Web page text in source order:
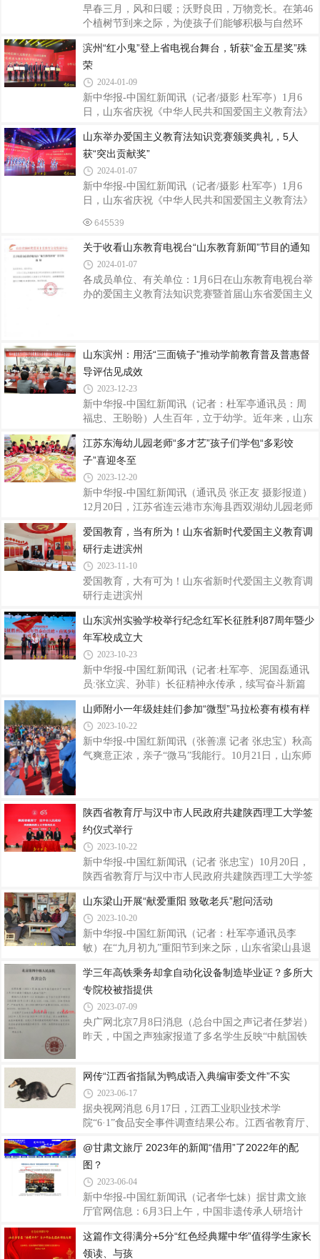
们更加热爱传统文化。这次活动，旨在通过精彩讲
解，引领学生们走进《三字经》的世界，感受传统文
阳“神童脚短，天子门高”“蜘蛛满腹经纶”这些典故，
将抽象的概念生动有趣的进行了讲解，使同学们
早春三月，风和日暖；沃野良田，万物竞长。在第46
个植树节到来之际，为使孩子们能够积极与自然环
感，山东师范大学附属小学2023级10班雏鹰小队队员
们来到济南童梦奇缘主题乐园，开展“遇见美好
‘植’此青绿”植树节主题实践活动，以实际行动倡导爱
绿、植绿、护绿新风尚,争做生态文明建设的实践者、
推动者。活动现场，队员们分工协作，挥锹铲土、填
热情饱满，干劲十足。一棵棵小树挺直了身姿，植树
人的脸上也露出了笑容。同学们相互帮助、
滨州“红小鬼”登上省电视台舞台，斩获“金五星奖”殊
荣
2024-01-09
新中华报-中国红新闻讯（记者/摄影 杜军亭）1月6
日，山东省庆祝《中华人民共和国爱国主义教育法》
山东省教育电视台新演播大厅举行，山东滨州实验学
校南校区做为省活学活用、依法普及《爱国主义教育
法》参与单位，竞赛活动启动两个月来，全校师生在
线上线下积极答题，正确率达到88.9%，以优异的成
绩在众多参赛单位中脱颖而出，荣获“2023年度山东
实验学校南校区赵学军校长获得“山东省爱国主义教
育突出贡献奖”，这也是首届《中华人民共和国
山东举办爱国主义教育法知识竞赛颁奖典礼，5人
获“突出贡献奖”
2024-01-07
新中华报-中国红新闻讯（记者/摄影 杜军亭）1月6
日，山东省庆祝《中华人民共和国爱国主义教育法》
山东教育电视台新演播厅举行。活动由山东省新时代
爱国主义教育中心主办，第十一届全国政协常委、山
东省政协原副主席李德强，中共九大代表、人民大会
堂原党委委员公茂香等领导嘉宾，以及来自全国20余
省市自治区的“小、初、高”学校、传统文化教育机构
代表等460余人出席活动。毛主席的警卫员王继红、
645539
关于收看山东教育电视台“山东教育新闻”节目的通知
2024-01-07
各成员单位、有关单位：1月6日在山东教育电视台举
办的爱国主义教育法知识竞赛暨首届山东省爱国主义
山东滨州：用活“三面镜子”推动学前教育普及普惠督
导评估见成效
2023-12-23
新中华报-中国红新闻讯（记者：杜军亭通讯员：周
福忠、王盼盼）人生百年，立于幼学。近年来，山东
实“教育优先发展、回应社会关切、办人民满意教
育”的突破口，高位规划谋突破，高标管理求创新，
持续深化教育督导体制机制改革，坚持严督实导、以
导带督、精准发力，推动学前教育普及普惠安全优质
发展，全面构建起“覆盖城乡、布局合理、资源充
用“望远镜”，高位推进严部署。滨州市委市政府坚持
站位全局，从顶层设计、工作机制、布局规划、财政
投入
江苏东海幼儿园老师“多才艺”孩子们学包“多彩饺
子”喜迎冬至
2023-12-20
新中华报-中国红新闻讯（通讯员 张正友 摄影报道）
12月20日，江苏省连云港市东海县西双湖幼儿园老师
的“冬至”。在我国北方有“冬至不端饺子碗，冻掉耳朵
没人管”的习俗。江苏东海西双湖幼儿园开展“多彩饺
子迎冬至”主题民俗活动，小朋友们在老师的指导下
包饺子、学民俗，了解中国传统文化，体验锻炼动手
能力和协作劳动快乐，感受节日氛围。来源：新中华
李岳 编审：张军 总编审：杜宏伟
爱国教育，当有所为！山东省新时代爱国主义教育调
研行走进滨州
2023-11-10
爱国教育，大有可为！山东省新时代爱国主义教育调
研行走进滨州
山东滨州实验学校举行纪念红军长征胜利87周年暨少
年军校成立大
2023-10-23
新中华报-中国红新闻讯（记者:杜军亭、泥国磊通讯
员:张立滨、孙菲）长征精神永传承，续写奋斗新篇
许，滨州实验学校南校区纪念红军长征胜利87周年大
会在庄严的国歌声中拉开序幕。是日，恰逢滨州实验
学校南校区校庆纪念日，“泰山兵峰·南风少年军校”成
立大会在校本部同步举行。周恩来总理贴身卫士、少
代先锋黄学禄中将发来贺信。出席大会的领
山师附小一年级娃娃们参加“微型”马拉松赛有模有样
2023-10-22
新中华报-中国红新闻讯（张善凛 记者 张忠宝）秋高
气爽意正浓，亲子“微马”我能行。10月21日，山东师
良好的精神风貌。在有序进入公园、现场签到、队列
保持、比赛号牌固定、竞赛跑步、趣味打卡等比赛环
节，家长与孩子们进行亲子互动，实现高质量陪伴，
一起共享成长的快乐。赛前，同学们在体能教练的带
领下进行了热闹、有趣的热身活动。体能教练对微型
马拉松比赛规则作了简洁明了的介绍，鼓励同
陕西省教育厅与汉中市人民政府共建陕西理工大学签
约仪式举行
2023-10-22
新中华报-中国红新闻讯（记者 张忠宝）10月20日，
陕西省教育厅与汉中市人民政府共建陕西理工大学签
汉中市委书记张烨出席并讲话。陕西理工大学党委书
记赵晓林、校长王磊参加仪式。签约仪式由赵晓林主
持。陕西省委教育工委委员、省教育厅副厅长王海
波，汉中市副市长郑雪梅代表双方签订《陕西省教育
议》。刘建林指出，新一轮省市共建陕西理工大学是
贯彻落实习近平总书记对教育强国建设重要指示精神
和陕西省委、省政府对深入推动高等教育高质量发展
山东梁山开展“献爱重阳 致敬老兵”慰问活动
2023-10-20
新中华报-中国红新闻讯（记者：杜军亭通讯员李
敏）在“九月初九”重阳节到来之际，山东省梁山县退
拥军优属协会开展“献爱重阳 致敬老兵”慰问活动，弘
扬了中华尊老敬老的传统美德，并向抗战老兵致以崇
高的敬意。10月20日上午，梁山县退役军人事务局党
组成员、副局长宋进格，梁山街道武装部部长张洪
聪、退役军人服务站站长王云开，梁山县拥军优属协
行，先后来到现年99岁抗日战争老兵刘仰大和
学三年高铁乘务却拿自动化设备制造毕业证？多所大
专院校被指提供
2023-07-09
央广网北京7月8日消息（总台中国之声记者任梦岩）
昨天，中国之声独家报道了多名学生反映“中航国铁
西、河南的多所大专院校的情况。报道播出后，陕
西、河南的教育主管部门表示，已经着手开始调查工
作。近日，山西的栗同学在网上实名举报中航国铁
（北京）教育投资管理有限公司，原因是，她在2019
上学可以拿到全日制大专学历，结果栗同学交着一年
一万多元的学费，在北京3年换了3个校区，学籍却
网传“江西省指鼠为鸭成语入典编审委文件”不实
2023-06-17
据央视网消息 6月17日，江西工业职业技术学
院“6·1”食品安全事件调查结果公布。江西省教育厅、
调查组经勘察现场，调取监控视频发现，6月1日，学
生在食堂吃出疑似为“鼠头”的异物，被涉事食堂工作
人员事发当日丢弃。通过查看食堂后厨视频，查阅采
购清单，询问涉事食堂负责人、后厨相关当事人、当
事学生和现场围观学生等，判定异物不是鸭脖。根据
视频进行专业辨识，判定异物为老鼠类啮齿动物的头
部。南昌高新区市场监督管理局昌东分局、江
@甘肃文旅厅 2023年的新闻“借用”了2022年的配
图？
2023-06-04
新中华报-中国红新闻讯（记者华七妹）据甘肃文旅
厅官网信息：6月3日上午，中国非遗传承人研培计
文化和旅游厅党组成员、副厅长吕兴来参加开班仪式
并讲话，陇东学院党委委员、副院长孙立峰致欢迎
这篇作文得满分+5分“红色经典耀中华”值得学生家长
领读、与孩